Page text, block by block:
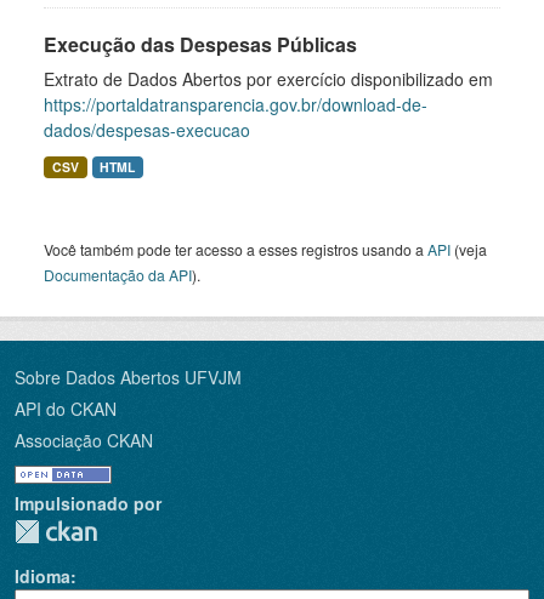
Execução das Despesas Públicas
Extrato de Dados Abertos por exercício disponibilizado em
https://portaldatransparencia.gov.br/download-de-
dados/despesas-execucao
CSV HTML
Você também pode ter acesso a esses registros usando a API (veja
Documentação da API).
Sobre Dados Abertos UFVJM
API do CKAN
Associação CKAN
Impulsionado por
Idioma